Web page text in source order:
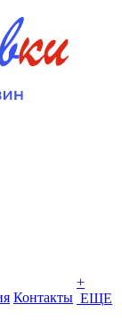
Контакты
+
ЕЩЕ